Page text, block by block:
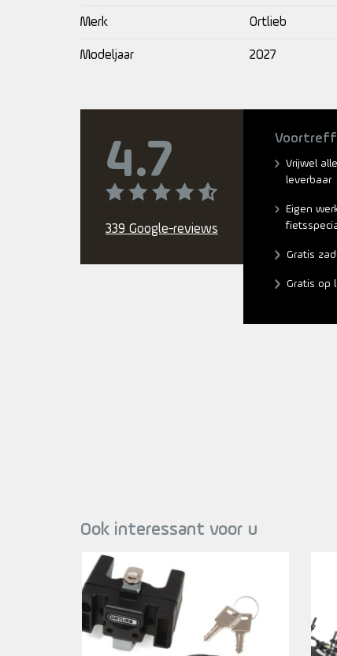
Merk Ortlieb
Modeljaar 2027
4.7
339 Google-reviews
Vrijwel
leverbaar
Eigen
Gratis
Gratis op
Ook interessant voor u